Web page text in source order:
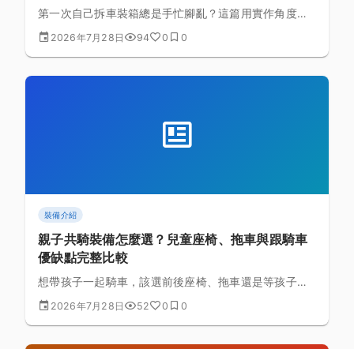
第一次自己拆車裝箱總是手忙腳亂？這篇用實作角度整
理需要的工具、建議的拆解順序、每個部位的包裝技
巧，讓你在家就能練好這套技能，出國或托運都不用再
2026年7月28日 94 0 0
裝備介紹
親子共騎裝備怎麼選？兒童座椅、拖車與跟騎車
優缺點完整比較
想帶孩子一起騎車，該選前後座椅、拖車還是等孩子能
自己騎再一起出門？本文從安全性、適用年齡、實際使
用經驗整理三種方式的優缺點，幫助家長做出符合自家
2026年7月28日 52 0 0